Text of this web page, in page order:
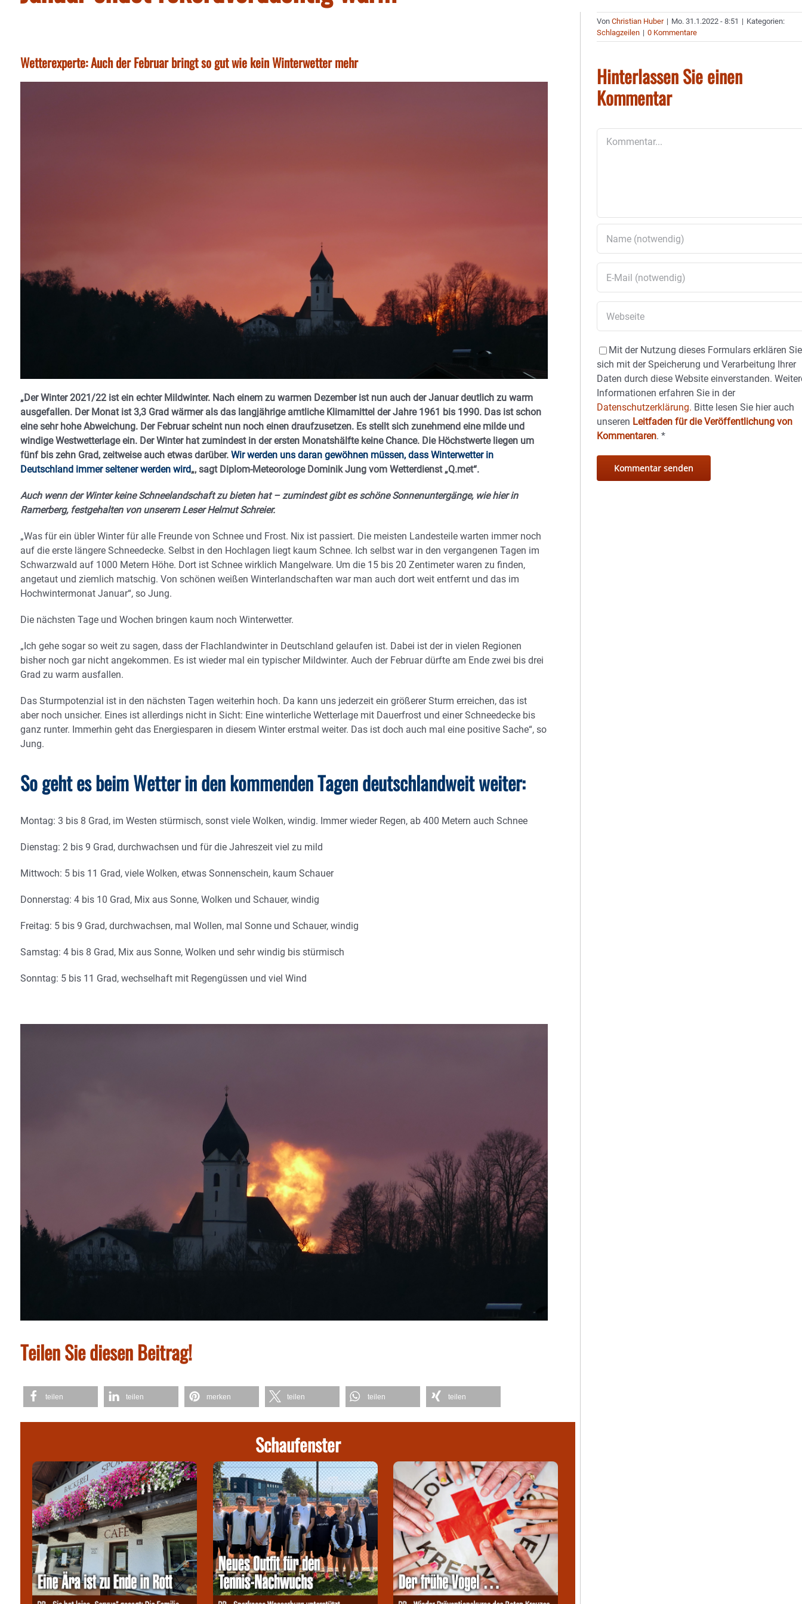
Wetterexperte: Auch der Februar bringt so gut wie kein Winterwetter mehr
„Der Winter 2021/22 ist ein echter Mildwinter. Nach einem zu warmen Dezember ist nun auch der Januar deutlich zu warm
ausgefallen. Der Monat ist 3,3 Grad wärmer als das langjährige amtliche Klimamittel der Jahre 1961 bis 1990. Das ist schon
eine sehr hohe Abweichung. Der Februar scheint nun noch einen draufzusetzen. Es stellt sich zunehmend eine milde und
windige Westwetterlage ein. Der Winter hat zumindest in der ersten Monatshälfte keine Chance. Die Höchstwerte liegen um
fünf bis zehn Grad, zeitweise auch etwas darüber. Wir werden uns daran gewöhnen müssen, dass Winterwetter in
Deutschland immer seltener werden wird„, sagt Diplom-Meteorologe Dominik Jung vom Wetterdienst „Q.met“.
Auch wenn der Winter keine Schneelandschaft zu bieten hat – zumindest gibt es schöne Sonnenuntergänge, wie hier in
Ramerberg, festgehalten von unserem Leser Helmut Schreier.
„Was für ein übler Winter für alle Freunde von Schnee und Frost. Nix ist passiert. Die meisten Landesteile warten immer noch
auf die erste längere Schneedecke. Selbst in den Hochlagen liegt kaum Schnee. Ich selbst war in den vergangenen Tagen im
Schwarzwald auf 1000 Metern Höhe. Dort ist Schnee wirklich Mangelware. Um die 15 bis 20 Zentimeter waren zu finden,
angetaut und ziemlich matschig. Von schönen weißen Winterlandschaften war man auch dort weit entfernt und das im
Hochwintermonat Januar“, so Jung.
Die nächsten Tage und Wochen bringen kaum noch Winterwetter.
„Ich gehe sogar so weit zu sagen, dass der Flachlandwinter in Deutschland gelaufen ist. Dabei ist der in vielen Regionen
bisher noch gar nicht angekommen. Es ist wieder mal ein typischer Mildwinter. Auch der Februar dürfte am Ende zwei bis drei
Grad zu warm ausfallen.
Das Sturmpotenzial ist in den nächsten Tagen weiterhin hoch. Da kann uns jederzeit ein größerer Sturm erreichen, das ist
aber noch unsicher. Eines ist allerdings nicht in Sicht: Eine winterliche Wetterlage mit Dauerfrost und einer Schneedecke bis
ganz runter. Immerhin geht das Energiesparen in diesem Winter erstmal weiter. Das ist doch auch mal eine positive Sache“, so
Jung.
So geht es beim Wetter in den kommenden Tagen deutschlandweit weiter:
Montag: 3 bis 8 Grad, im Westen stürmisch, sonst viele Wolken, windig. Immer wieder Regen, ab 400 Metern auch Schnee
Dienstag: 2 bis 9 Grad, durchwachsen und für die Jahreszeit viel zu mild
Mittwoch: 5 bis 11 Grad, viele Wolken, etwas Sonnenschein, kaum Schauer
Donnerstag: 4 bis 10 Grad, Mix aus Sonne, Wolken und Schauer, windig
Freitag: 5 bis 9 Grad, durchwachsen, mal Wollen, mal Sonne und Schauer, windig
Samstag: 4 bis 8 Grad, Mix aus Sonne, Wolken und sehr windig bis stürmisch
Sonntag: 5 bis 11 Grad, wechselhaft mit Regengüssen und viel Wind
Teilen Sie diesen Beitrag!
teilen teilen merken teilen teilen teilen
Schaufenster
VonChristian Huber | Mo. 31.1.2022 - 8:51 | Kategorien:
Schlagzeilen | 0 Kommentare
Hinterlassen Sie einen
Kommentar
Mit der Nutzung dieses Formulars erklären Sie
sich mit der Speicherung und Verarbeitung Ihrer
Daten durch diese Website einverstanden.
Informationen erfahren Sie in der
Datenschutzerklärung. Bitte lesen Sie hier auch
unseren Leitfaden für die Veröffentlichung von
Kommentaren.*